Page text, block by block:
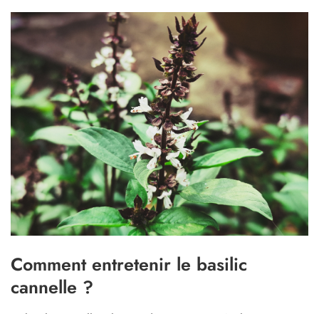
Comment entretenir le basilic
cannelle ?